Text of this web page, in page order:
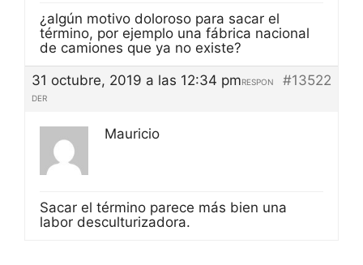
¿algún motivo doloroso para sacar el
término, por ejemplo una fábrica nacional
de camiones que ya no existe?
31 octubre, 2019 a las 12:34 pm
#13522
RESPON
DER
Mauricio
Sacar el término parece más bien una
labor desculturizadora.